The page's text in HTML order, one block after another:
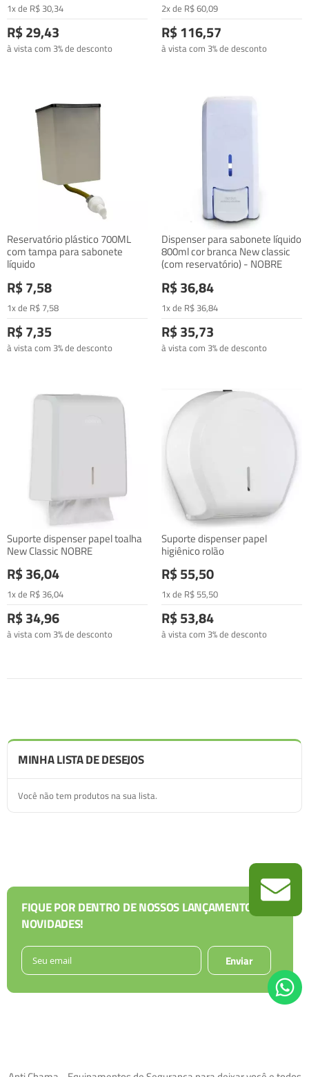
1x de R$ 30,34
R$ 29,43
à vista com 3% de desconto
2x de R$60,09
R$ 116,57
à vista com 3% de desconto
Reservatório plástico 700ML
com tampa para sabonete
líquido
R$ 7,58
1x de R$ 7,58
R$ 7,35
à vista com 3% de desconto
Dispenser para sabonete líquido
800ml cor branca New classic
(com reservatório) - NOBRE
R$ 36,84
1x de R$ 36,84
R$ 35,73
à vista com 3% de desconto
Suporte dispenser papel toalha
New Classic NOBRE
R$ 36,04
1x de R$ 36,04
R$ 34,96
à vista com 3% de desconto
Suporte dispenser papel
higiênico rolão
R$ 55,50
1x de R$ 55,50
R$ 53,84
à vista com 3% de desconto
MINHA LISTA DE DESEJOS
Você não tem produtos na sua lista.
FIQUE POR DENTRO DE NOSSOS LANÇAMENTOS E
NOVIDADES!
Enviar